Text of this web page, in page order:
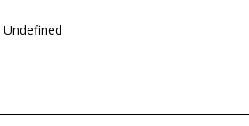
Undefined